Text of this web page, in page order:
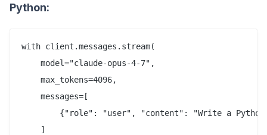
Python:
with client.messages.stream(
    model="claude-opus-4-7",
    max_tokens=4096,
    messages=[
{"role": "user", "content": "Write a
    ]